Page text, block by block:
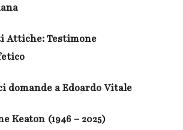
Attiche: Testimone
domande a Edoardo Vitale
Keaton (1946 – 2025)